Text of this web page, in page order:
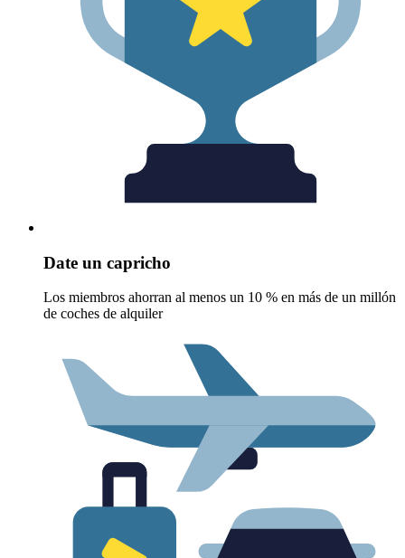
Date un capricho
Los miembros ahorran al menos un 10 % en más de un millón
de coches de alquiler